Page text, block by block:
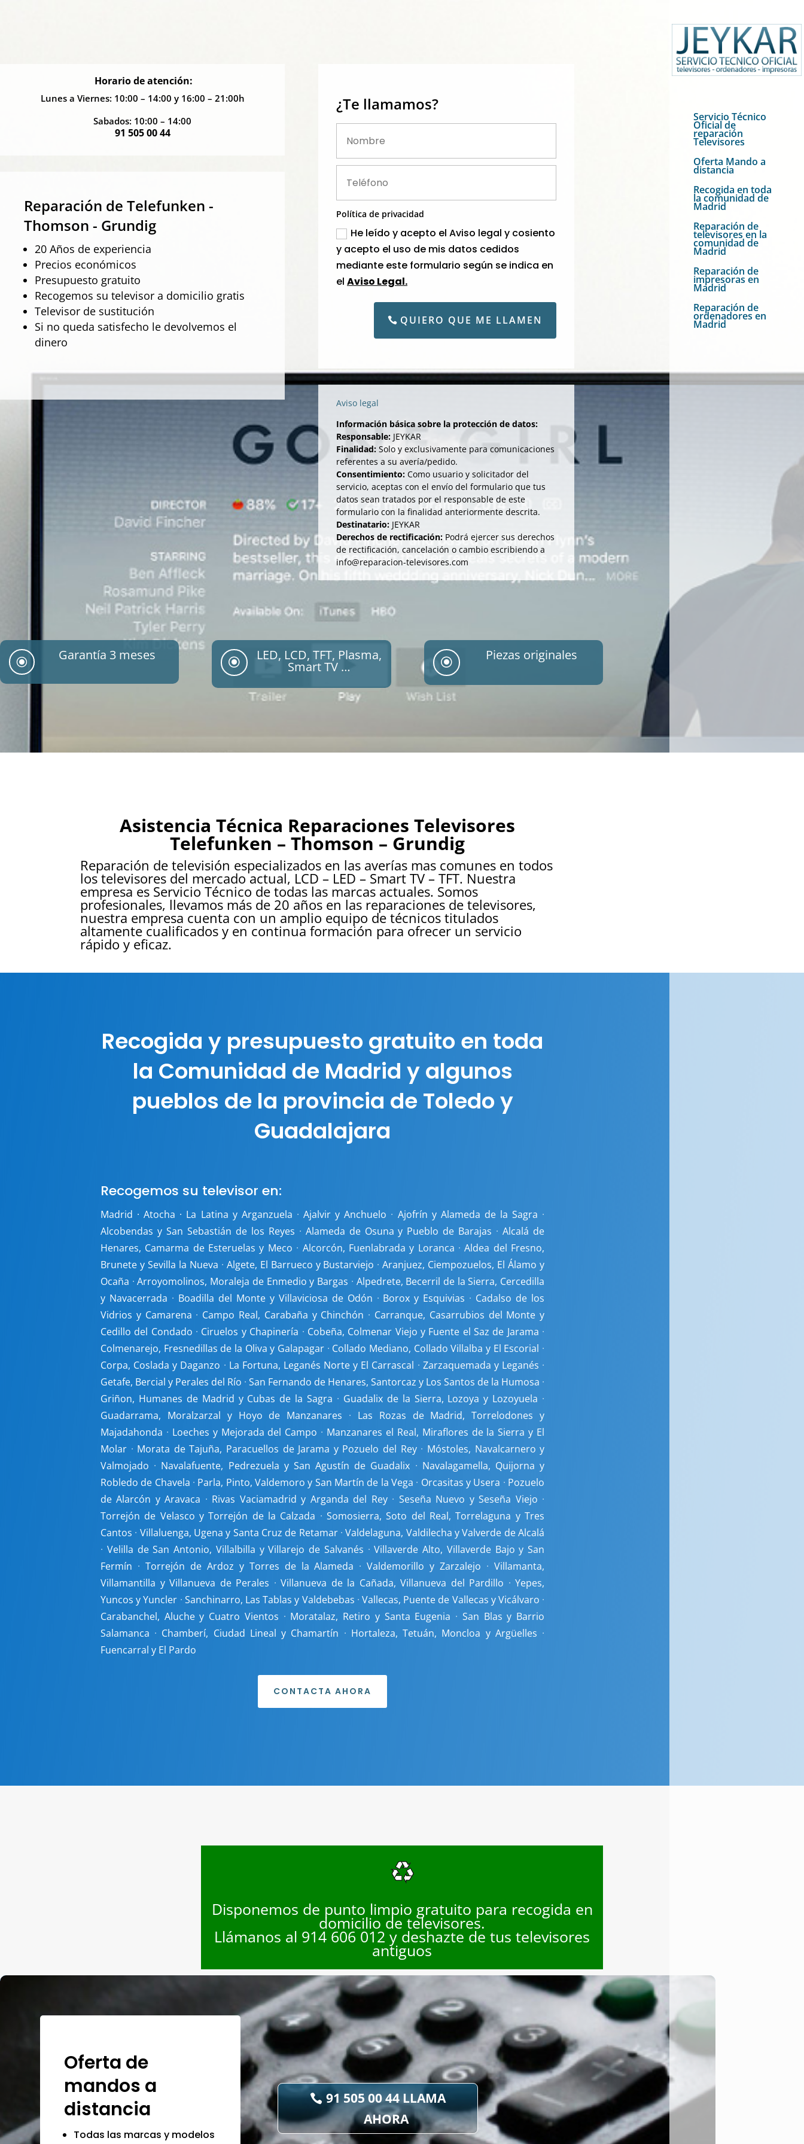
Servicio Técnico
Oficial de
reparación
Televisores
Oferta Mando a
distancia
Recogida en toda
la comunidad de
Madrid
Reparación de
televisores en la
comunidad de
Madrid
Reparación de
impresoras en
Madrid
Reparación de
ordenadores en
Madrid
Horario de atención:
Lunes a Viernes: 10:00 – 14:00 y 16:00 – 21:00h
Sabados: 10:00 – 14:00
91 505 00 44
Reparación de Telefunken -
Thomson - Grundig
20 Años de experiencia
Precios económicos
Presupuesto gratuito
Recogemos su televisor a domicilio gratis
Televisor de sustitución
Si no queda satisfecho le devolvemos el
dinero
¿Te llamamos?
Política de privacidad
He leído y acepto el Aviso legal y cosiento
y acepto el uso de mis datos cedidos
mediante este formulario según se indica en
elAviso Legal.
QUIERO QUE ME LLAMEN
Aviso legal
Información básica sobre la protección de datos:
Responsable:JEYKAR
Finalidad:Solo y exclusivamente para comunicaciones
referentes a su avería/pedido.
Consentimiento:Como usuario y solicitador del
servicio, aceptas con el envío del formulario que tus
datos sean tratados por el responsable de este
formulario con la finalidad anteriormente descrita.
Destinatario:JEYKAR
Derechos de rectificación:Podrá ejercer sus derechos
de rectificación, cancelación o cambio escribiendo a
info@reparacion-televisores.com
\ Garantía 3 meses \ LED, LCD, TFT, Plasma,
Smart TV … \ Piezas originales
Asistencia Técnica Reparaciones Televisores
Telefunken – Thomson – Grundig
Reparación de televisión especializados en las averías mas comunes en todos
los televisores del mercado actual, LCD – LED – Smart TV – TFT. Nuestra
empresa es Servicio Técnico de todas las marcas actuales. Somos
profesionales, llevamos más de 20 años en las reparaciones de televisores,
nuestra empresa cuenta con un amplio equipo de técnicos titulados
altamente cualificados y en continua formación para ofrecer un servicio
rápido y eficaz.
Recogida y presupuesto gratuito en toda
la Comunidad de Madrid y algunos
pueblos de la provincia de Toledo y
Guadalajara
Recogemos su televisor en:
Madrid · Atocha · La Latina y Arganzuela ·Ajalvir y Anchuelo · Ajofrín y Alameda de la Sagra ·
Alcobendas y San Sebastián de los Reyes · Alameda de Osuna y Pueblo de Barajas ·Alcalá de
Henares, Camarma de Esteruelas y Meco · Alcorcón, Fuenlabrada y Loranca ·Aldea del Fresno,
Brunete y Sevilla la Nueva · Algete, El Barrueco y Bustarviejo ·Aranjuez, Ciempozuelos, El Álamo y
Ocaña ·Arroyomolinos, Moraleja de Enmedio y Bargas · Alpedrete, Becerril de la Sierra, Cercedilla
y Navacerrada · Boadilla del Monte y Villaviciosa de Odón · Borox y Esquivias · Cadalso de los
Vidrios y Camarena · Campo Real, Carabaña y Chinchón · Carranque, Casarrubios del Monte y
Cedillo del Condado · Ciruelos y Chapinería · Cobeña, Colmenar Viejo y Fuente el Saz de Jarama ·
Colmenarejo, Fresnedillas de la Oliva y Galapagar · Collado Mediano, Collado Villalba y El Escorial ·
Corpa, Coslada y Daganzo · La Fortuna, Leganés Norte y El Carrascal · Zarzaquemada y Leganés ·
Getafe, Bercial y Perales del Río ·San Fernando de Henares, Santorcaz y Los Santos de la Humosa ·
Griñon, Humanes de Madrid y Cubas de la Sagra · Guadalix de la Sierra, Lozoya y Lozoyuela ·
Guadarrama, Moralzarzal y Hoyo de Manzanares · Las Rozas de Madrid, Torrelodones y
Majadahonda · Loeches y Mejorada del Campo · Manzanares el Real, Miraflores de la Sierra y El
Molar · Morata de Tajuña, Paracuellos de Jarama y Pozuelo del Rey· Móstoles, Navalcarnero y
Valmojado · Navalafuente, Pedrezuela y San Agustín de Guadalix · Navalagamella, Quijorna y
Robledo de Chavela · Parla, Pinto, Valdemoro y San Martín de la Vega · Orcasitas y Usera · Pozuelo
de Alarcón y Aravaca · Rivas Vaciamadrid y Arganda del Rey· Seseña Nuevo y Seseña Viejo ·
Torrejón de Velasco y Torrejón de la Calzada ·Somosierra, Soto del Real, Torrelaguna y Tres
Cantos · Villaluenga, Ugena y Santa Cruz de Retamar·Valdelaguna, Valdilecha y Valverde de Alcalá
· Velilla de San Antonio, Villalbilla y Villarejo de Salvanés ·Villaverde Alto, Villaverde Bajo y San
Fermín · Torrejón de Ardoz y Torres de la Alameda ·Valdemorillo y Zarzalejo ·Villamanta,
Villamantilla y Villanueva de Perales ·Villanueva de la Cañada, Villanueva del Pardillo ·Yepes,
Yuncos y Yuncler · Sanchinarro, Las Tablas y Valdebebas · Vallecas, Puente de Vallecas y Vicálvaro ·
Carabanchel, Aluche y Cuatro Vientos · Moratalaz, Retiro y Santa Eugenia · San Blas y Barrio
Salamanca · Chamberí, Ciudad Lineal y Chamartín · Hortaleza, Tetuán, Moncloa y Argüelles ·
Fuencarral y El Pardo
CONTACTA AHORA
Disponemos de punto limpio gratuito para recogida en
domicilio de televisores.
Llámanos al 914 606 012 y deshazte de tus televisores
antiguos
Oferta de
mandos a
distancia
Todas las marcas y modelos
91 505 00 44 LLAMA
AHORA